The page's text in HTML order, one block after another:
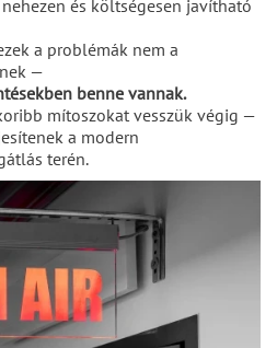
és költségesen javítható
a problémák nem a
—
benne vannak.
mítoszokat vesszük végig —
a modern
terén.